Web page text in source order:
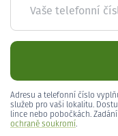
Vaše telefonní
Adresu a telefonní číslo
služeb pro vaši lokalitu.
lince nebo pobočkách.
ochraně soukromí.